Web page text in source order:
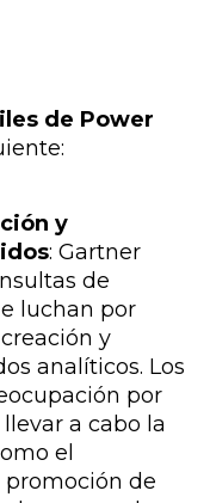
de Power
y
: Gartner
de
luchan por
y
analíticos. Los
por
a cabo la
el
promoción de